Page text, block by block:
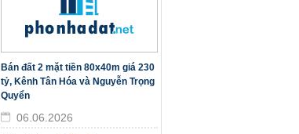
Bán đất 2 mặt tiền 80x40m giá 230
tỷ, Kênh Tân Hóa và Nguyễn Trọng
Quyển
06.06.2026